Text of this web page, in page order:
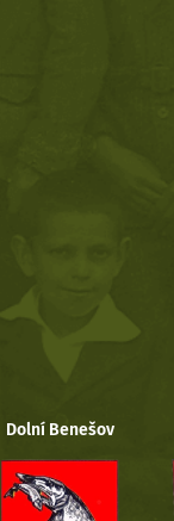
Dolní Benešov